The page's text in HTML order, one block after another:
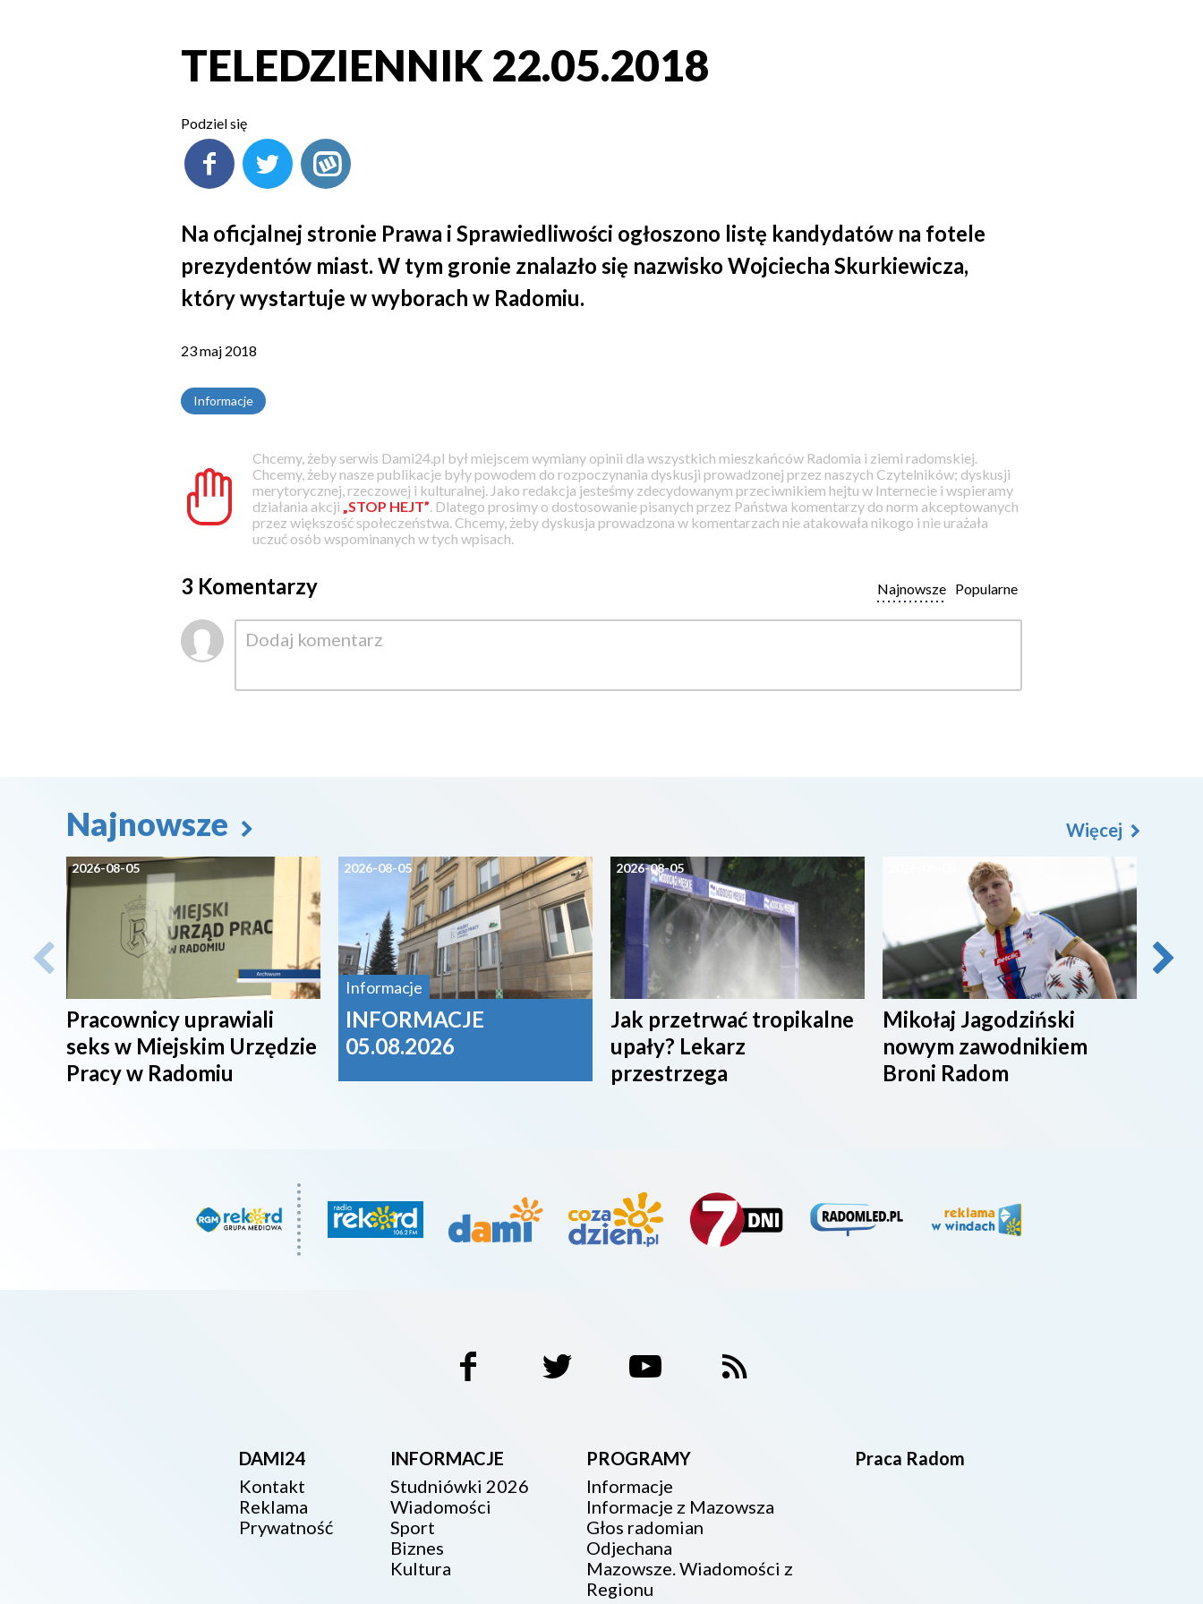
TELEDZIENNIK 22.05.2018
Podziel się
Na oficjalnej stronie Prawa i Sprawiedliwości ogłoszono listę kandydatów na fotele
prezydentów miast. W tym gronie znalazło się nazwisko Wojciecha Skurkiewicza,
który wystartuje w wyborach w Radomiu.
23 maj 2018
Informacje
Chcemy, żeby serwis Dami24.pl był miejscem wymiany opinii dla wszystkich mieszkańców Radomia i ziemi radomskiej.
Chcemy, żeby nasze publikacje były powodem do rozpoczynania dyskusji prowadzonej przez naszych Czytelników; dyskusji
merytorycznej, rzeczowej i kulturalnej. Jako redakcja jesteśmy zdecydowanym przeciwnikiem hejtu w Internecie i wspieramy
działania akcji „STOP HEJT” . Dlatego prosimy o dostosowanie pisanych przez Państwa komentarzy do norm akceptowanych
przez większość społeczeństwa. Chcemy, żeby dyskusja prowadzona w komentarzach nie atakowała nikogo i nie urażała
uczuć osób wspominanych w tych wpisach.
3 Komentarzy Popularne
Najnowsze
Najnowsze
2026-08-05
Pracownicy uprawiali
seks w Miejskim Urzędzie
Pracy w Radomiu
2026-08-05
Informacje
INFORMACJE
05.08.2026
2026-08-05
Jak przetrwać tropikalne
upały? Lekarz
przestrzega
Mikołaj Jagodziński
nowym zawodnikiem
Broni Radom
Więcej
DAMI24
Kontakt
Reklama
Prywatność
INFORMACJE
Studniówki 2026
Wiadomości
Sport
Biznes
Kultura
PROGRAMY
Informacje
Informacje z Mazowsza
Głos radomian
Odjechana
Mazowsze. Wiadomości z
Regionu
Praca Radom